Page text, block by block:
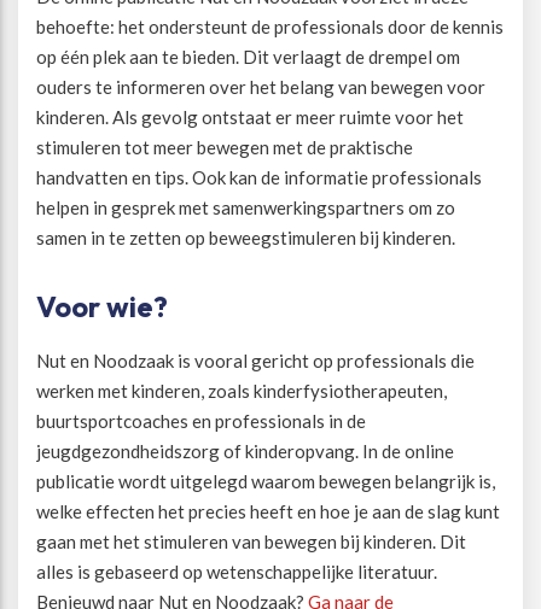
behoefte: het ondersteunt de professionals door de kennis
op één plek aan te bieden. Dit verlaagt de drempel om
ouders te informeren over het belang van bewegen voor
kinderen. Als gevolg ontstaat er meer ruimte voor het
stimuleren tot meer bewegen met de praktische
handvatten en tips. Ook kan de informatie professionals
helpen in gesprek met samenwerkingspartners om zo
samen in te zetten op beweegstimuleren bij kinderen.
Voor wie?
Nut en Noodzaak is vooral gericht op professionals die
werken met kinderen, zoals kinderfysiotherapeuten,
buurtsportcoaches en professionals in de
jeugdgezondheidszorg of kinderopvang. In de online
publicatie wordt uitgelegd waarom bewegen belangrijk is,
welke effecten het precies heeft en hoe je aan de slag kunt
gaan met het stimuleren van bewegen bij kinderen. Dit
alles is gebaseerd op wetenschappelijke literatuur.
Benieuwd naar Nut en Noodzaak? Ga naar de